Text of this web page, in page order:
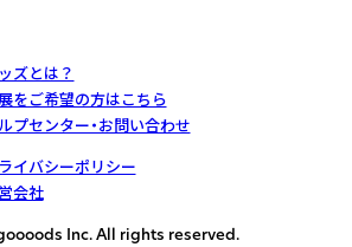
ズとは？
をご希望の方はこちら
プセンター・お問い合わせ
イバシーポリシー
会社
Inc. All rights reserved.